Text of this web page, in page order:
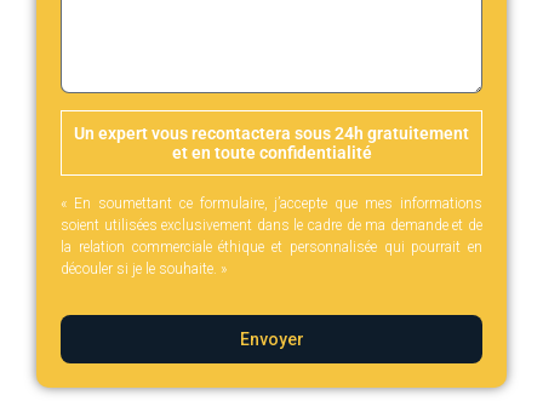
Un expert vous recontactera sous 24h gratuitement
et en toute confidentialité
« En soumettant ce formulaire, j’accepte que mes informations
soient utilisées exclusivement dans le cadre de ma demande et de
la relation commerciale éthique et personnalisée qui pourrait en
découler si je le souhaite. »
Envoyer